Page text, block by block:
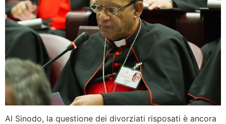
Al Sinodo, la questione dei divorziati risposati è ancora